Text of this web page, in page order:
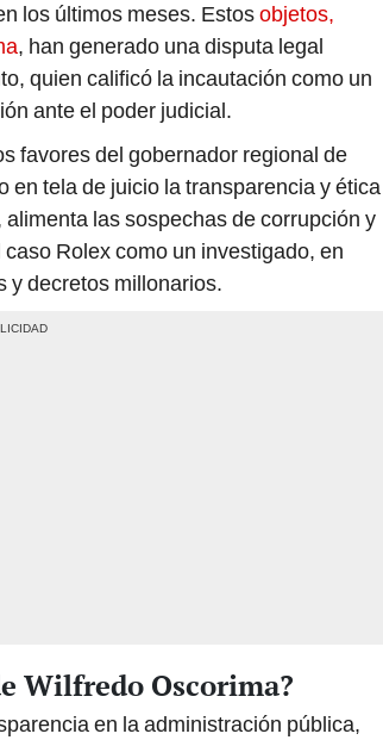
los últimos meses. Estosobjetos,
, han generado una disputa legal
quien calificó la incautación como un
ante el poder judicial.
favores del gobernador regional de
tela de juicio la transparencia y ética
las sospechas de corrupción y
Rolex como un investigado, en
y decretos millonarios.
Wilfredo Oscorima?
en la administración pública,